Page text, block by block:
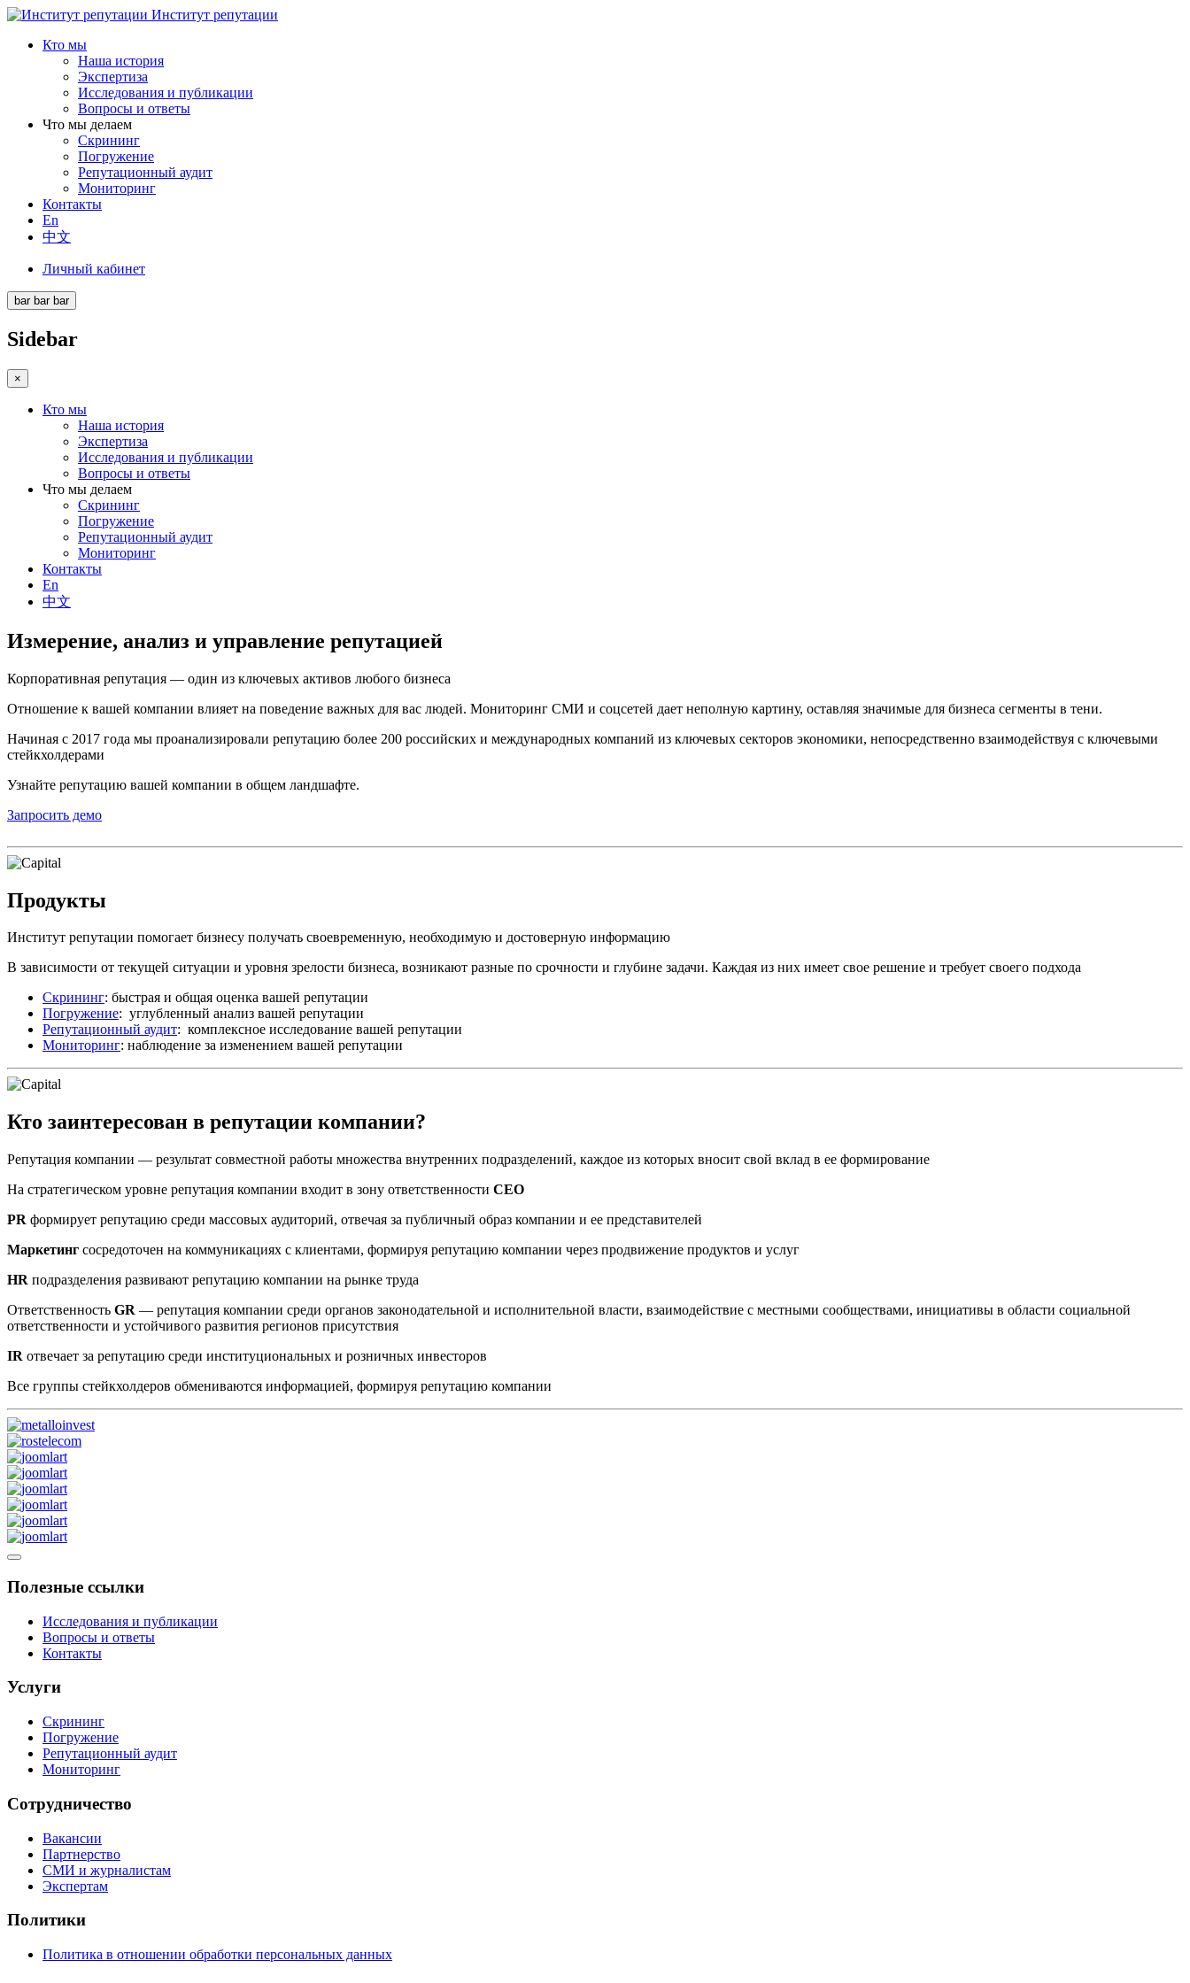
Институт репутации
Кто мы
Наша история
Экспертиза
Исследования и публикации
Вопросы и ответы
Что мы делаем
Скрининг
Погружение
Репутационный аудит
Мониторинг
Контакты
En
中文
Личный кабинет
bar bar bar
Sidebar
×
Кто мы
Наша история
Экспертиза
Исследования и публикации
Вопросы и ответы
Что мы делаем
Скрининг
Погружение
Репутационный аудит
Мониторинг
Контакты
En
中文
Измерение, анализ и управление репутацией
Корпоративная репутация — один из ключевых активов любого бизнеса
Отношение к вашей компании влияет на поведение важных для вас людей. Мониторинг СМИ и соцсетей дает неполную картину, оставляя значимые для бизнеса сегменты в тени.
Начиная с 2017 года мы проанализировали репутацию более 200 российских и международных компаний из ключевых секторов экономики, непосредственно взаимодействуя с ключевыми
стейкхолдерами
Узнайте репутацию вашей компании в общем ландшафте.
Запросить демо
Продукты
Институт репутации помогает бизнесу получать своевременную, необходимую и достоверную информацию
В зависимости от текущей ситуации и уровня зрелости бизнеса, возникают разные по срочности и глубине задачи. Каждая из них имеет свое решение и требует своего подхода
Скрининг: быстрая и общая оценка вашей репутации
Погружение: углубленный анализ вашей репутации
Репутационный аудит: комплексное исследование вашей репутации
Мониторинг: наблюдение за изменением вашей репутации
Кто заинтересован в репутации компании?
Репутация компании — результат совместной работы множества внутренних подразделений, каждое из которых вносит свой вклад в ее формирование
На стратегическом уровне репутация компании входит в зону ответственности CEO
PR формирует репутацию среди массовых аудиторий, отвечая за публичный образ компании и ее представителей
Маркетинг сосредоточен на коммуникациях с клиентами, формируя репутацию компании через продвижение продуктов и услуг
HR подразделения развивают репутацию компании на рынке труда
Ответственность GR — репутация компании среди органов законодательной и исполнительной власти, взаимодействие с местными сообществами, инициативы в области социальной
ответственности и устойчивого развития регионов присутствия
IR отвечает за репутацию среди институциональных и розничных инвесторов
Все группы стейкхолдеров обмениваются информацией, формируя репутацию компании
Полезные ссылки
Исследования и публикации
Вопросы и ответы
Контакты
Услуги
Скрининг
Погружение
Репутационный аудит
Мониторинг
Сотрудничество
Вакансии
Партнерство
СМИ и журналистам
Экспертам
Политики
Политика в отношении обработки персональных данных